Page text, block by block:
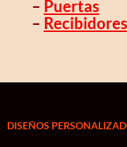
– Puertas
– Recibidores
DISEÑOS